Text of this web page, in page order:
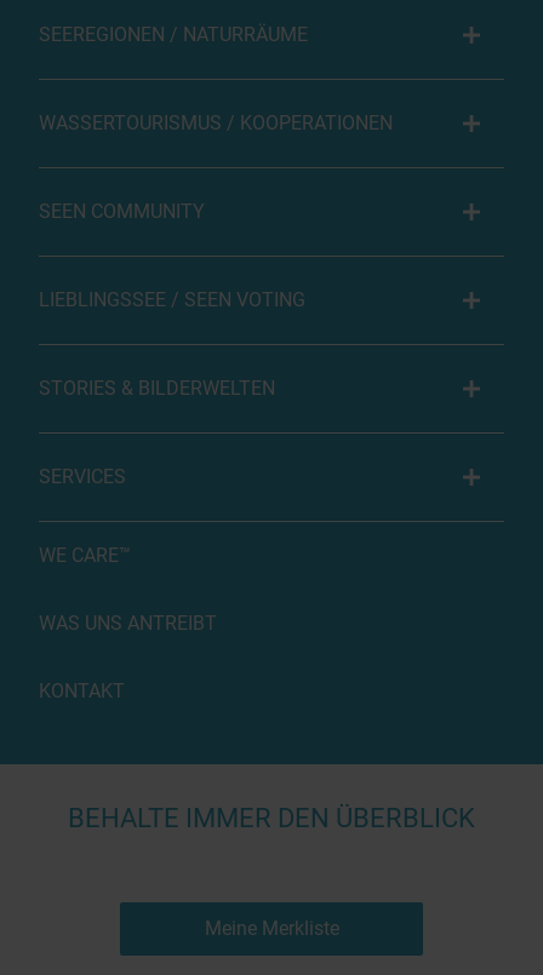
SEEREGIONEN / NATURRÄUME
WASSERTOURISMUS / KOOPERATIONEN
SEEN COMMUNITY
LIEBLINGSSEE / SEEN VOTING
STORIES & BILDERWELTEN
SERVICES
WE CARE™
WAS UNS ANTREIBT
KONTAKT
BEHALTE IMMER DEN ÜBERBLICK
Meine Merkliste